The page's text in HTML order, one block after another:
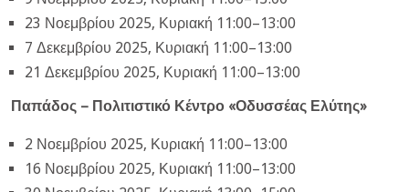
23 Νοεμβρίου 2025, Κυριακή 11:00–13:00
7 Δεκεμβρίου 2025, Κυριακή 11:00–13:00
21 Δεκεμβρίου 2025, Κυριακή 11:00–13:00
Παπάδος – Πολιτιστικό Κέντρο «Οδυσσέας Ελύτης»
2 Νοεμβρίου 2025, Κυριακή 11:00–13:00
16 Νοεμβρίου 2025, Κυριακή 11:00–13:00